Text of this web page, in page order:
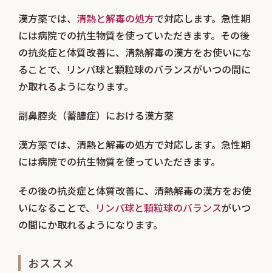
漢方薬では、 清熱と解毒の処方で対応します。急性期
には病院での抗生物質を使っていただきます。その後
の抗炎症と体質改善に、清熱解毒の漢方をお使いにな
ることで、リンパ球と顆粒球のバランスがいつの間に
か取れるようになります。
副鼻腔炎（蓄膿症）における漢方薬
漢方薬では、清熱と解毒の処方で対応します。急性期
には病院での抗生物質を使っていただきます。
その後の抗炎症と体質改善に、清熱解毒の漢方をお使
いになることで、 リンパ球と顆粒球のバランスがいつ
の間にか取れるようになります。
おススメ